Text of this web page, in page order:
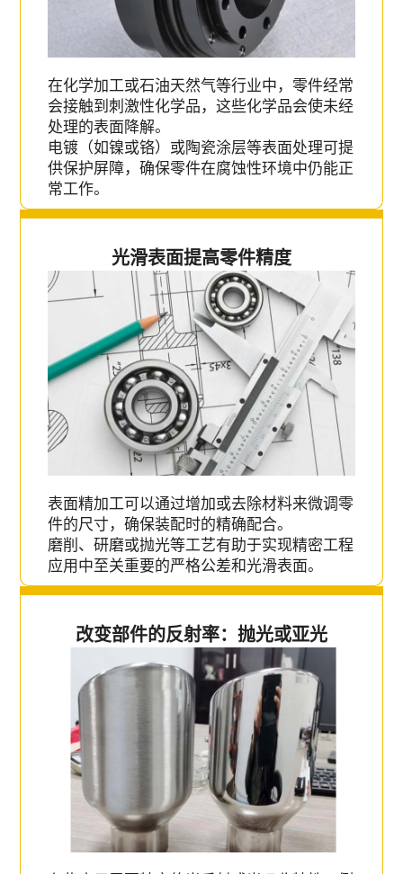
在化学加工或石油天然气等行业中，零件经常
会接触到刺激性化学品，这些化学品会使未经
处理的表面降解。
电镀（如镍或铬）或陶瓷涂层等表面处理可提
供保护屏障，确保零件在腐蚀性环境中仍能正
常工作。
光滑表面提高零件精度
表面精加工可以通过增加或去除材料来微调零
件的尺寸，确保装配时的精确配合。
磨削、研磨或抛光等工艺有助于实现精密工程
应用中至关重要的严格公差和光滑表面。
改变部件的反射率：抛光或亚光